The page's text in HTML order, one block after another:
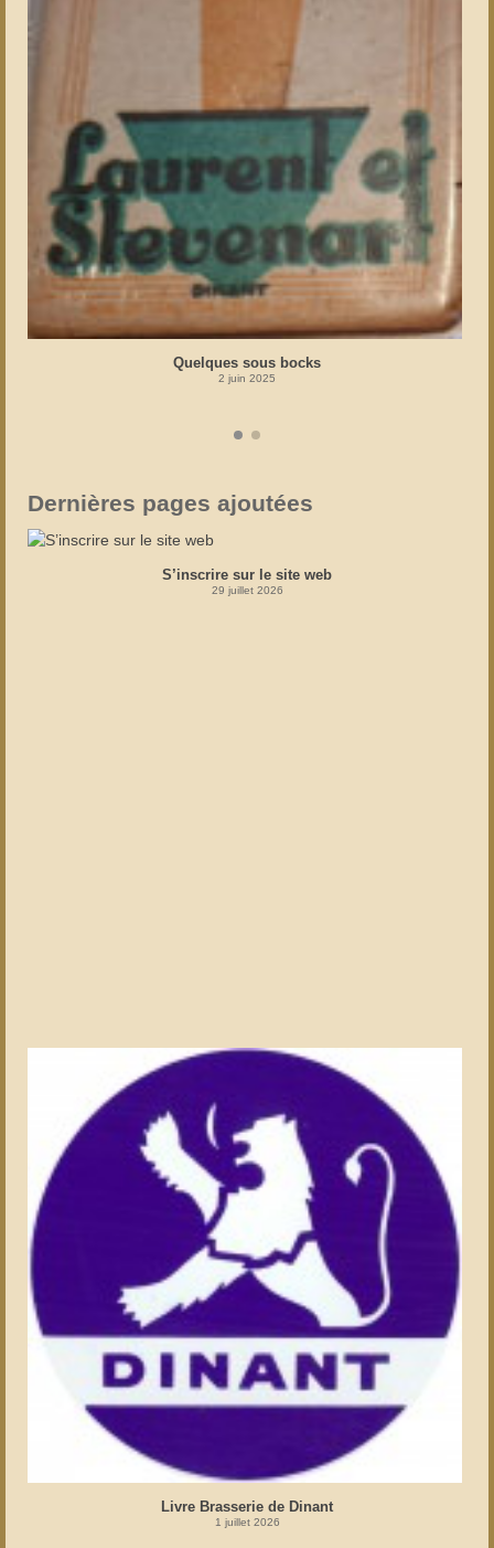
Quelques sous bocks
2 juin 2025
Dernières pages ajoutées
S’inscrire sur le site web
29 juillet 2026
Livre Brasserie de Dinant
1 juillet 2026